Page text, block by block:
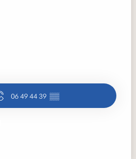
06 49 44 39 ▒▒